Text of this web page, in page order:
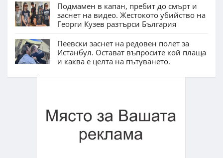
Подмамен в капан, пребит до смърт и
заснет на видео. Жестокото убийство на
Георги Кузев разтърси България
Пеевски заснет на редовен полет за
Истанбул. Остават въпросите кой плаща
и каква е целта на пътуването.